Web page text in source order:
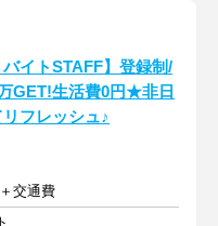
バイトSTAFF】登録制/
GET!生活費0円★非日
フレッシュ♪
交通費